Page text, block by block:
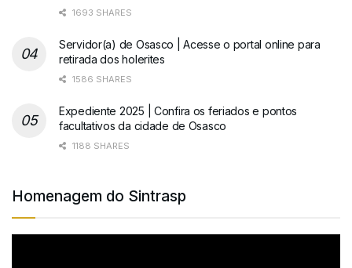
1693 SHARES
Servidor(a) de Osasco | Acesse o portal online para
retirada dos holerites
1586 SHARES
Expediente 2025 | Confira os feriados e pontos
facultativos da cidade de Osasco
1188 SHARES
Homenagem do Sintrasp